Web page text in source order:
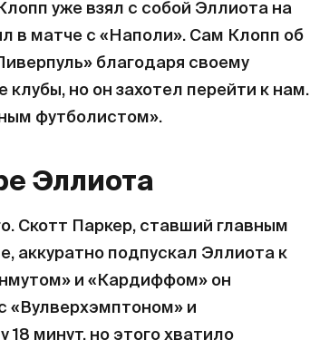
уже взял с собой Эллиота на
в матче с «Наполи». Сам Клопп об
благодаря своему
клубы, но он захотел перейти к нам.
футболистом».
Эллиота
Скотт Паркер, ставший главным
аккуратно подпускал Эллиота к
и «Кардиффом» он
«Вулверхэмптоном» и
минут, но этого хватило